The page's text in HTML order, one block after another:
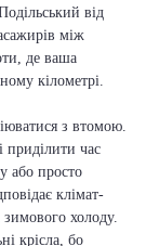
від
між
де ваша
кілометрі.
з втомою.
приділити час
або просто
клімат-
зимового холоду.
крісла, бо